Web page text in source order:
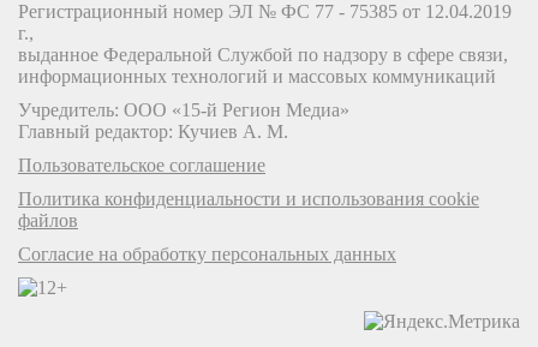
Регистрационный номер ЭЛ № ФС 77 - 75385 от 12.04.2019
г.,
выданное Федеральной Службой по надзору в сфере связи,
информационных технологий и массовых коммуникаций
Учредитель: ООО «15-й Регион Медиа»
Главный редактор: Кучиев А. М.
Пользовательское соглашение
Политика конфиденциальности и использования cookie
файлов
Согласие на обработку персональных данных